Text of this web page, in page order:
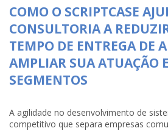
COMO O SCRIPTCASE
CONSULTORIA A
TEMPO DE ENTREGA DE
AMPLIAR SUA ATUAÇÃO
SEGMENTOS
A agilidade no desenvolvimento de
competitivo que separa empresas